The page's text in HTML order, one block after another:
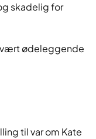
skadelig for
ødeleggende
til var om Kate